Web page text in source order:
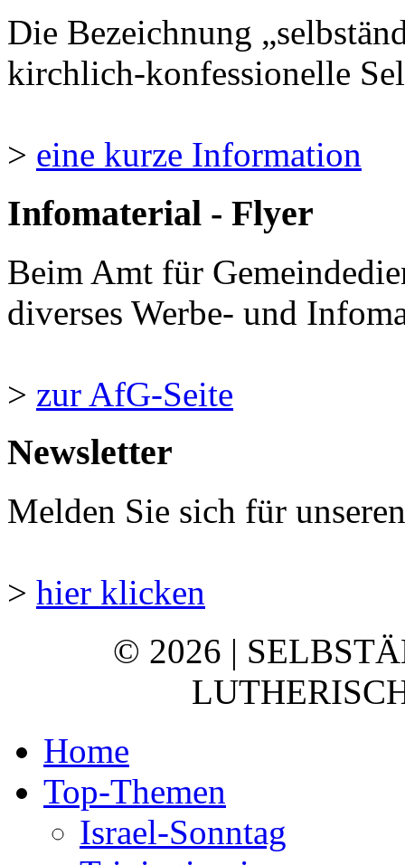
Die Bezeichnung
kirchlich-konfessionelle
> eine kurze Information
Infomaterial - Flyer
Beim Amt für
diverses Werbe- und
> zur AfG-Seite
Newsletter
Melden Sie sich für
> hier klicken
© 2026 |
Home
Top-Themen
Israel-Sonntag